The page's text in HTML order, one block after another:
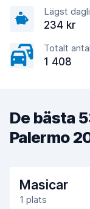
Lägst
234 kr
Totalt
1 408
De bästa
Palermo
Masicar
1 plats